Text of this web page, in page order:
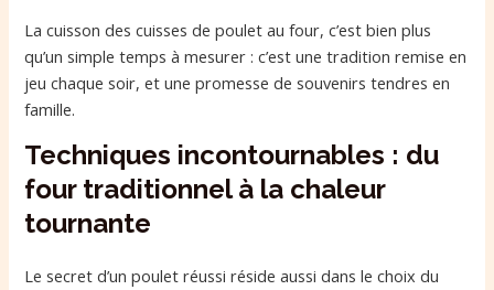
La cuisson des cuisses de poulet au four, c’est bien plus
qu’un simple temps à mesurer : c’est une tradition remise en
jeu chaque soir, et une promesse de souvenirs tendres en
famille.
Techniques incontournables : du
four traditionnel à la chaleur
tournante
Le secret d’un poulet réussi réside aussi dans le choix du